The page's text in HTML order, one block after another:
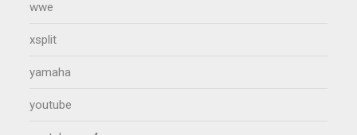
wwe
xsplit
yamaha
youtube